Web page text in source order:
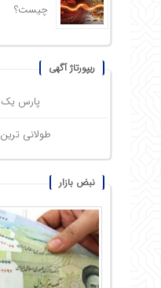
چیست؟
ریپورتاژ آگهی
پارس یک
طولانی
نبض بازار